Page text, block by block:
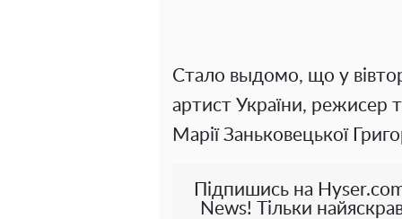
Стало выдомо, що у
артист України, режисер
Марії Заньковецької
Підпишись на
News! Тільки